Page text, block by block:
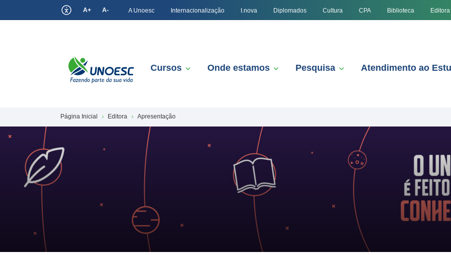
A+ A- A Unoesc Internacionalização I.nova Diplomados Cultura CPA Biblioteca Editora
Cursos Onde estamos Pesquisa Atendimento ao
Página Inicial Editora Apresentação